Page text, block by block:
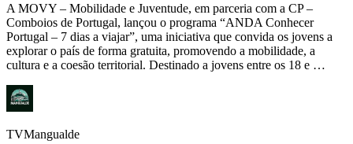
A MOVY – Mobilidade e Juventude, em parceria com a CP –
Comboios de Portugal, lançou o programa “ANDA Conhecer
Portugal – 7 dias a viajar”, uma iniciativa que convida os jovens a
explorar o país de forma gratuita, promovendo a mobilidade, a
cultura e a coesão territorial. Destinado a jovens entre os 18 e …
TVMangualde